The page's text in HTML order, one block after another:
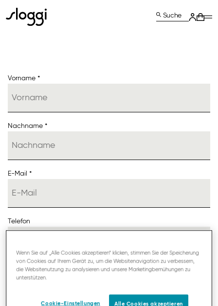
Suche
Vorname *
Nachname *
E-Mail *
Telefon
Meine Frage *
Wenn Sie auf „Alle Cookies akzeptieren“ klicken, stimmen Sie der Speicherung
von Cookies auf Ihrem Gerät zu, um die Websitenavigation zu verbessern,
die Websitenutzung zu analysieren und unsere Marketingbemühungen zu
unterstützen.
Cookie-Einstellungen Alle Cookies akzeptieren